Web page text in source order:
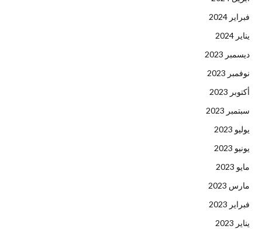
فبراير 2024
يناير 2024
ديسمبر 2023
نوفمبر 2023
أكتوبر 2023
سبتمبر 2023
يوليو 2023
يونيو 2023
مايو 2023
مارس 2023
فبراير 2023
يناير 2023